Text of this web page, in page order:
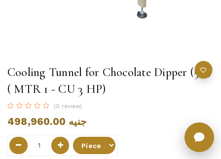
Cooling Tunnel for Chocolate Dipper (5m)
( MTR 1 - CU 3 HP)
(0 review)
498,960.00 جنيه